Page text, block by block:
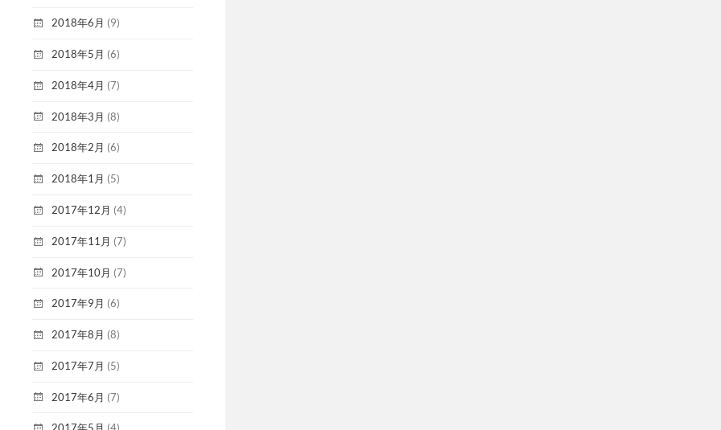
2018年6月 (9)
2018年5月 (6)
2018年4月 (7)
2018年3月 (8)
2018年2月 (6)
2018年1月 (5)
2017年12月 (4)
2017年11月 (7)
2017年10月 (7)
2017年9月 (6)
2017年8月 (8)
2017年7月 (5)
2017年6月 (7)